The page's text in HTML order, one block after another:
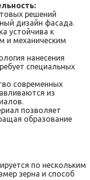
решений
дизайн фасада.
устойчива к
и механическим
нанесения
специальных
современных
из
позволяет
образование
по нескольким
зерна и способ